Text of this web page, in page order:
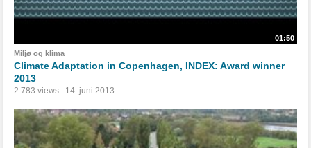
01:50
Miljø og klima
Climate Adaptation in Copenhagen, INDEX: Award winner
2013
2.783 views 14. juni 2013